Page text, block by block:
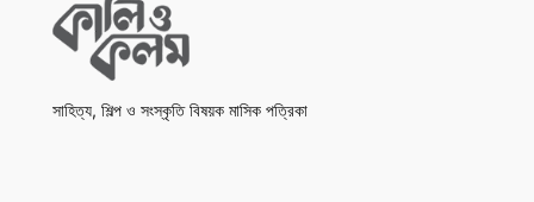
সাহিত্য, শিল্প ও সংস্কৃতি বিষয়ক মাসিক পত্রিকা